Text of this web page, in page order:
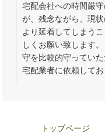
宅配会社への時間厳
が、残念ながら、現
より延着してしまう
しくお願い致します
守を比較的守ってい
宅配業者に依頼してお
トップページ